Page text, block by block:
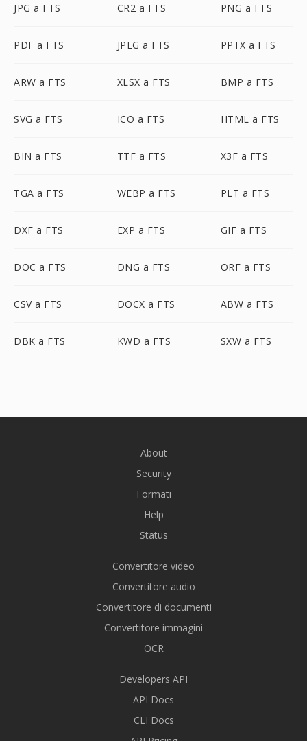
JPG a FTS CR2 a FTS PNG a FTS
PDF a FTS JPEG a FTS PPTX a FTS
ARW a FTS XLSX a FTS BMP a FTS
SVG a FTS ICO a FTS HTML a FTS
BIN a FTS TTF a FTS X3F a FTS
TGA a FTS WEBP a FTS PLT a FTS
DXF a FTS EXP a FTS GIF a FTS
DOC a FTS DNG a FTS ORF a FTS
CSV a FTS DOCX a FTS ABW a FTS
DBK a FTS KWD a FTS SXW a FTS
About
Security
Formati
Help
Status
Convertitore video
Convertitore audio
Convertitore di documenti
Convertitore immagini
OCR
Developers API
API Docs
CLI Docs